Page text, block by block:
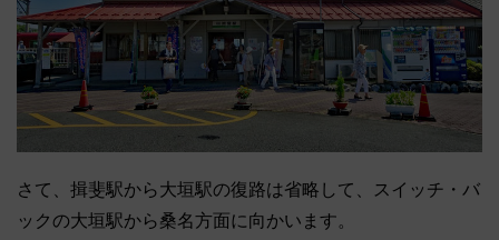
さて、揖斐駅から大垣駅の復路は省略して、スイッチ・バ
ックの大垣駅から桑名方面に向かいます。